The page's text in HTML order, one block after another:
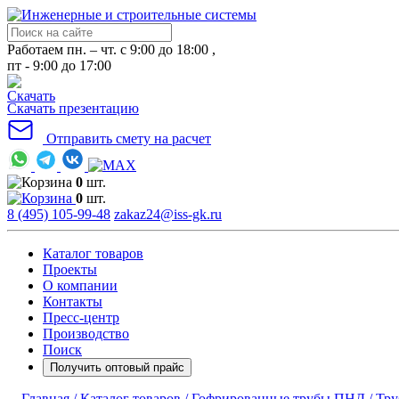
Работаем пн. – чт. с 9:00 до 18:00 ,
пт - 9:00 до 17:00
Скачать презентацию
Отправить смету на расчет
0 шт.
0 шт.
8 (495) 105-99-48 zakaz24@iss-gk.ru
Каталог товаров
Проекты
О компании
Контакты
Пресс-центр
Производство
Поиск
Получить оптовый прайс